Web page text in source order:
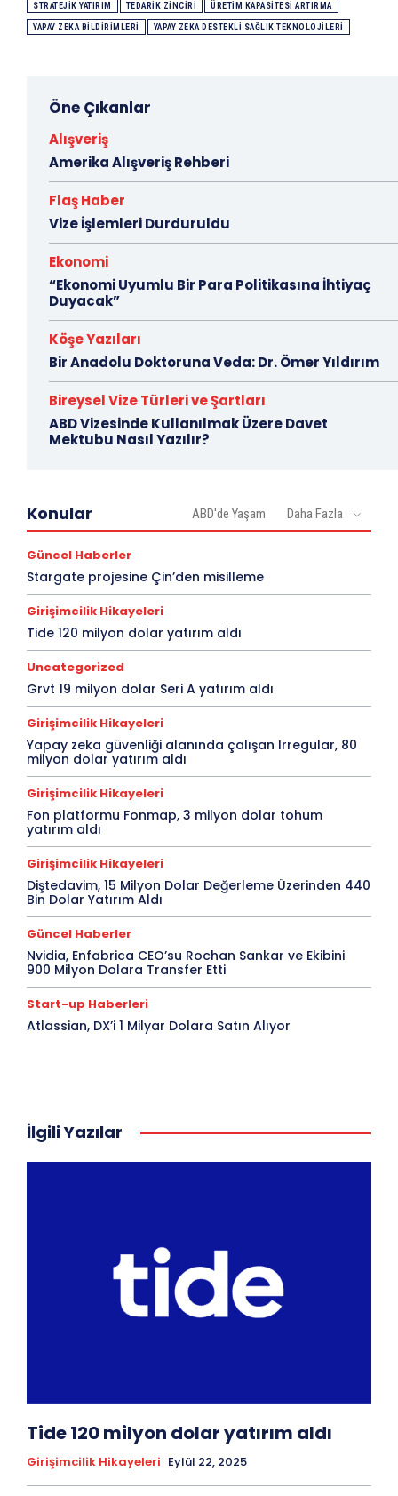
STRATEJIK YATIRIM TEDARIK ZINCIRI ÜRETIM KAPASITESI ARTIRMA
YAPAY ZEKA BILDIRIMLERI YAPAY ZEKA DESTEKLI SAĞLIK TEKNOLOJILERI
Öne Çıkanlar
Alışveriş
Amerika Alışveriş Rehberi
Flaş Haber
Vize İşlemleri Durduruldu
Ekonomi
“Ekonomi Uyumlu Bir Para Politikasına İhtiyaç
Duyacak”
Köşe Yazıları
Bir Anadolu Doktoruna Veda: Dr. Ömer Yıldırım
Bireysel Vize Türleri ve Şartları
ABD Vizesinde Kullanılmak Üzere Davet
Mektubu Nasıl Yazılır?
Konular ABD'de Yaşam Daha Fazla
Güncel Haberler
Stargate projesine Çin’den misilleme
Girişimcilik Hikayeleri
Tide 120 milyon dolar yatırım aldı
Uncategorized
Grvt 19 milyon dolar Seri A yatırım aldı
Girişimcilik Hikayeleri
Yapay zeka güvenliği alanında çalışan Irregular, 80
milyon dolar yatırım aldı
Girişimcilik Hikayeleri
Fon platformu Fonmap, 3 milyon dolar tohum
yatırım aldı
Girişimcilik Hikayeleri
Diştedavim, 15 Milyon Dolar Değerleme Üzerinden 440
Bin Dolar Yatırım Aldı
Güncel Haberler
Nvidia, Enfabrica CEO’su Rochan Sankar ve Ekibini
900 Milyon Dolara Transfer Etti
Start-up Haberleri
Atlassian, DX’i 1 Milyar Dolara Satın Alıyor
İlgili Yazılar
Tide 120 milyon dolar yatırım aldı
Girişimcilik Hikayeleri Eylül 22, 2025